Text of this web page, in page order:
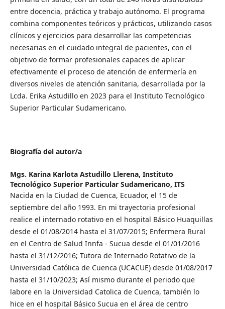
entre docencia, práctica y trabajo autónomo. El programa
combina componentes teóricos y prácticos, utilizando casos
clínicos y ejercicios para desarrollar las competencias
necesarias en el cuidado integral de pacientes, con el
objetivo de formar profesionales capaces de aplicar
efectivamente el proceso de atención de enfermería en
diversos niveles de atención sanitaria, desarrollada por la
Lcda. Erika Astudillo en 2023 para el Instituto Tecnológico
Superior Particular Sudamericano.
Biografía del autor/a
Mgs. Karina Karlota Astudillo Llerena, Instituto
Tecnológico Superior Particular Sudamericano, ITS
Nacida en la Ciudad de Cuenca, Ecuador, el 15 de
septiembre del año 1993. En mi trayectoria profesional
realice el internado rotativo en el hospital Básico Huaquillas
desde el 01/08/2014 hasta el 31/07/2015; Enfermera Rural
en el Centro de Salud Innfa - Sucua desde el 01/01/2016
hasta el 31/12/2016; Tutora de Internado Rotativo de la
Universidad Católica de Cuenca (UCACUE) desde 01/08/2017
hasta el 31/10/2023; Así mismo durante el periodo que
labore en la Universidad Catolica de Cuenca, también lo
hice en el hospital Básico Sucua en el área de centro